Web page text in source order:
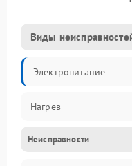
Виды
Электропитание
Нагрев
Неисправности